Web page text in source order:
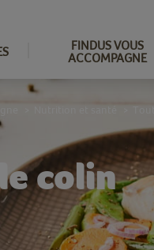
FINDUS VOUS
ACCOMPAGNE
colin